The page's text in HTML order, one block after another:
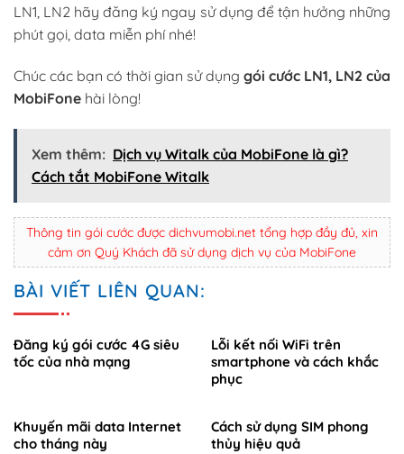
LN1, LN2 hãy đăng ký ngay sử dụng để tận hưởng những
phút gọi, data miễn phí nhé!
Chúc các bạn có thời gian sử dụng gói cước LN1, LN2 của
MobiFone hài lòng!
Xem thêm: Dịch vụ Witalk của MobiFone là gì?
Cách tắt MobiFone Witalk
Thông tin gói cước được dichvumobi.net tổng hợp đầy đủ, xin
cảm ơn Quý Khách đã sử dụng dịch vụ của MobiFone
BÀI VIẾT LIÊN QUAN:
Đăng ký gói cước 4G siêu
tốc của nhà mạng
Lỗi kết nối WiFi trên
smartphone và cách khắc
phục
Khuyến mãi data Internet
cho tháng này
Cách sử dụng SIM phong
thủy hiệu quả